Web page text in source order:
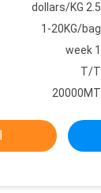
2.5 dollars/KG
1-20KG/bag
1 week
T/T
20000MT